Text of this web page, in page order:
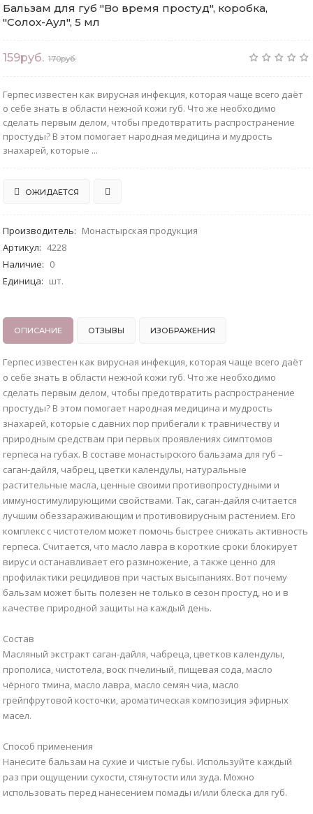
Бальзам для губ "Во время простуд", коробка,
"Солох-Аул", 5 мл
159руб. 170руб.
Герпес известен как вирусная инфекция, которая чаще всего даёт
о себе знать в области нежной кожи губ. Что же необходимо
сделать первым делом, чтобы предотвратить распространение
простуды? В этом помогает народная медицина и мудрость
знахарей, которые ...
ОЖИДАЕТСЯ
Производитель: Монастырская продукция
Артикул: 4228
Наличие: 0
Единица: шт.
ОПИСАНИЕ ОТЗЫВЫ ИЗОБРАЖЕНИЯ
Герпес известен как вирусная инфекция, которая чаще всего даёт
о себе знать в области нежной кожи губ. Что же необходимо
сделать первым делом, чтобы предотвратить распространение
простуды? В этом помогает народная медицина и мудрость
знахарей, которые с давних пор прибегали к травничеству и
природным средствам при первых проявлениях симптомов
герпеса на губах. В составе монастырского бальзама для губ –
саган-дайля, чабрец, цветки календулы, натуральные
растительные масла, ценные своими противопростудными и
иммуностимулирующими свойствами. Так, саган-дайля считается
лучшим обеззараживающим и противовирусным растением. Его
комплекс с чистотелом может помочь быстрее снижать активность
герпеса. Считается, что масло лавра в короткие сроки блокирует
вирус и останавливает его размножение, а также ценно для
профилактики рецидивов при частых высыпаниях. Вот почему
бальзам может быть полезен не только в сезон простуд, но и в
качестве природной защиты на каждый день.
Состав
Масляный экстракт саган-дайля, чабреца, цветков календулы,
прополиса, чистотела, воск пчелиный, пищевая сода, масло
чёрного тмина, масло лавра, масло семян чиа, масло
грейпфрутовой косточки, ароматическая композиция эфирных
масел.
Способ применения
Нанесите бальзам на сухие и чистые губы. Используйте каждый
раз при ощущении сухости, стянутости или зуда. Можно
использовать перед нанесением помады и/или блеска для губ.